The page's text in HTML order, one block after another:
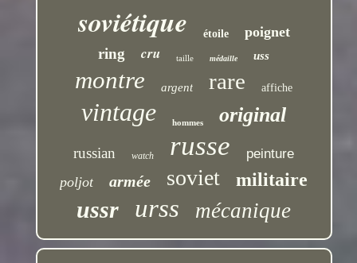
soviétique étoile poignet
ring cru taille médaille uss
montre argent rare affiche
vintage hommes original
russian watch russe peinture
poljot armée soviet militaire
ussr urss mécanique